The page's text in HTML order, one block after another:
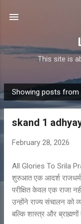
This site is
P
o
Showing posts from
skand 1
February 28, 2026
All Glories To Srila
शुरुआत एक आदर्श राजधर्म
परीक्षित केवल एक राजा
उन्होंने राज्य संचालन को
बल्कि शास्त्र और